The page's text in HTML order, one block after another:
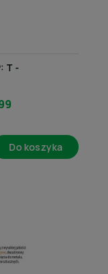
T -
Do koszyka